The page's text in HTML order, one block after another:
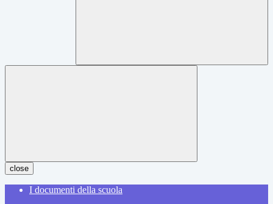
close
I documenti della scuola